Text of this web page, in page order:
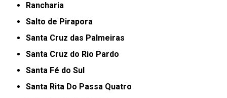
Rancharia
Salto de Pirapora
Santa Cruz das Palmeiras
Santa Cruz do Rio Pardo
Santa Fé do Sul
Santa Rita Do Passa Quatro